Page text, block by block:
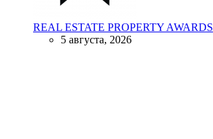
REAL ESTATE PROPERTY AWARDS
5 августа, 2026